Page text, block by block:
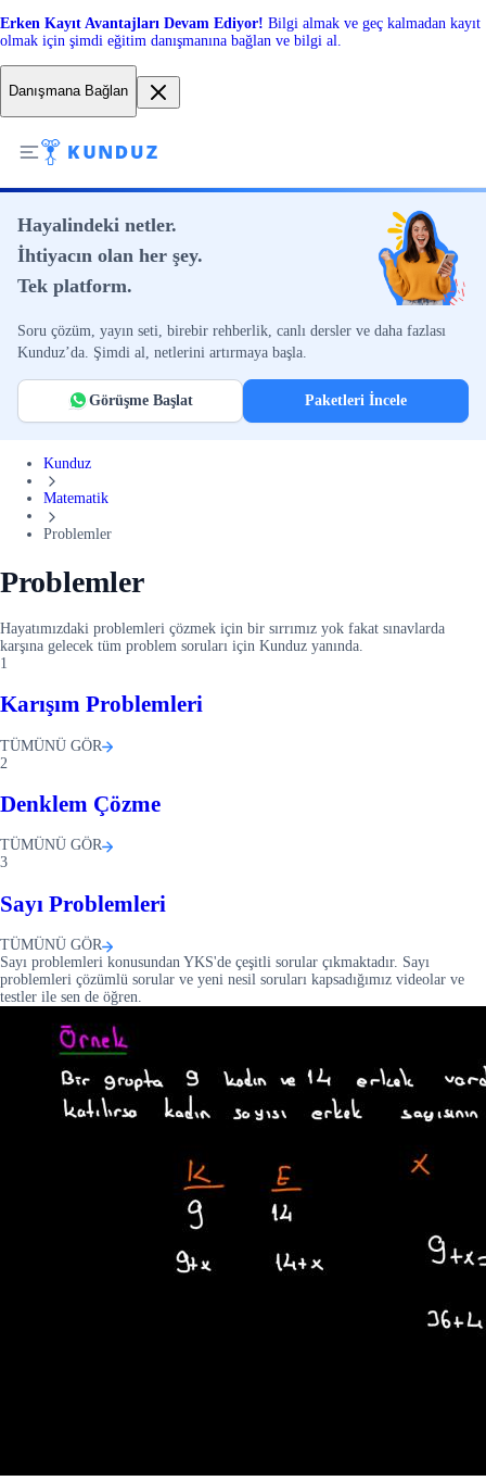
Erken Kayıt Avantajları Devam Ediyor! Bilgi almak ve geç kalmadan kayıt
olmak için şimdi eğitim danışmanına bağlan ve bilgi al.
Danışmana Bağlan
Hayalindeki netler.
İhtiyacın olan her şey.
Tek platform.
Soru çözüm, yayın seti, birebir rehberlik, canlı dersler ve daha fazlası
Kunduz’da. Şimdi al, netlerini artırmaya başla.
Görüşme Başlat Paketleri İncele
Kunduz
Matematik
Problemler
Problemler
Hayatımızdaki problemleri çözmek için bir sırrımız yok fakat sınavlarda
karşına gelecek tüm problem soruları için Kunduz yanında.
1
Karışım Problemleri
TÜMÜNÜ GÖR
2
Denklem Çözme
TÜMÜNÜ GÖR
3
Sayı Problemleri
TÜMÜNÜ GÖR
Sayı problemleri konusundan YKS'de çeşitli sorular çıkmaktadır. Sayı
problemleri çözümlü sorular ve yeni nesil soruları kapsadığımız videolar ve
testler ile sen de öğren.